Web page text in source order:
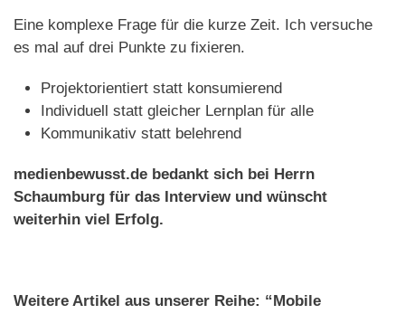
Eine komplexe Frage für die kurze Zeit. Ich versuche
es mal auf drei Punkte zu fixieren.
Projektorientiert statt konsumierend
Individuell statt gleicher Lernplan für alle
Kommunikativ statt belehrend
medienbewusst.de bedankt sich bei Herrn
Schaumburg für das Interview und wünscht
weiterhin viel Erfolg.
Weitere Artikel aus unserer Reihe: “Mobile